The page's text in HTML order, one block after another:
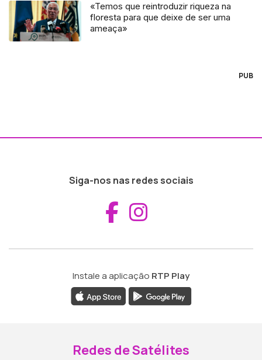
«Temos que reintroduzir riqueza na
floresta para que deixe de ser uma
ameaça»
PUB
Siga-nos nas redes sociais
Aceder ao
Instale a aplicação RTP Play
Redes de Satélites